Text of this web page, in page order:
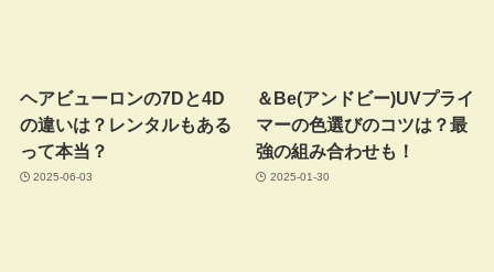
ヘアビューロンの7Dと4D
の違いは？レンタルもある
って本当？
2025-06-03
＆Be(アンドビー)UVプライ
マーの色選びのコツは？最
強の組み合わせも！
2025-01-30